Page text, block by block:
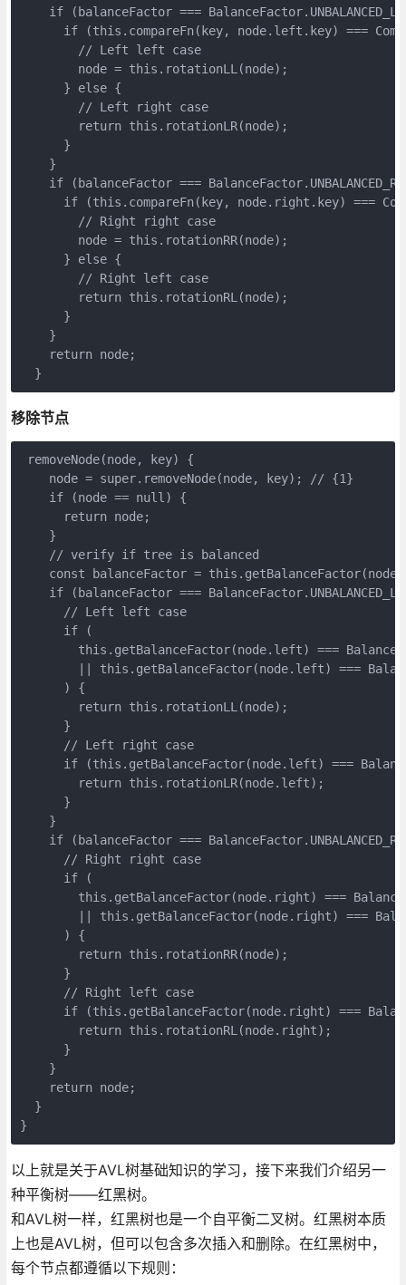
if (balanceFactor ===
if (this.compareFn(key, node.left.key) ===
        // Left left case
        node = this.rotationLL(node);
      } else {
        // Left right case
        return this.rotationLR(node);
      }
    }
if (balanceFactor ===
if (this.compareFn(key, node.right.key) ===
        // Right right case
        node = this.rotationRR(node);
      } else {
        // Right left case
        return this.rotationRL(node);
      }
    }
    return node;
  }
移除节点
removeNode(node, key) {
    node = super.removeNode(node, key); // {1}
    if (node == null) {
      return node;
    }
    // verify if tree is balanced
const balanceFactor =
if (balanceFactor ===
      // Left left case
      if (
this.getBalanceFactor(node.left) ===
|| this.getBalanceFactor(node.left) ===
      ) {
        return this.rotationLL(node);
      }
      // Left right case
if (this.getBalanceFactor(node.left) ===
        return this.rotationLR(node.left);
      }
    }
if (balanceFactor ===
      // Right right case
      if (
this.getBalanceFactor(node.right) ===
|| this.getBalanceFactor(node.right) ===
      ) {
        return this.rotationRR(node);
      }
      // Right left case
if (this.getBalanceFactor(node.right) ===
        return this.rotationRL(node.right);
      }
    }
    return node;
  }
}
以上就是关于AVL树基础知识的学习，接下来我们介绍另一
种平衡树——红黑树。
和AVL树一样，红黑树也是一个自平衡二叉树。红黑树本质
上也是AVL树，但可以包含多次插入和删除。在红黑树中，
每个节点都遵循以下规则：